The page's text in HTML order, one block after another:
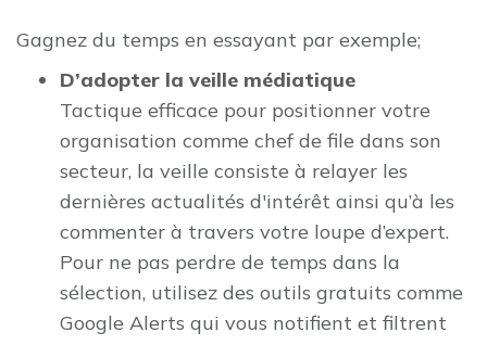
Gagnez du temps en essayant par exemple;
D’adopter la veille médiatique
Tactique efficace pour positionner votre
organisation comme chef de file dans son
secteur, la veille consiste à relayer les
dernières actualités d'intérêt ainsi qu’à les
commenter à travers votre loupe d’expert.
Pour ne pas perdre de temps dans la
sélection, utilisez des outils gratuits comme
Google Alerts qui vous notifient et filtrent